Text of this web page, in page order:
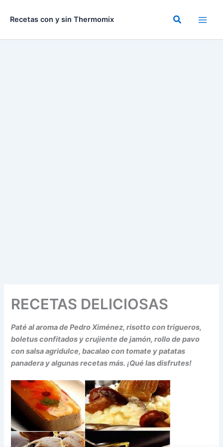
Recetas con y sin Thermomix Buscar
RECETAS DELICIOSAS
Paté al aroma de Pedro Ximénez, risotto con trigueros,
boletus confitados y crujiente de jamón, rollo de pavo
con salsa agridulce, bacalao con tomate y patatas
panadera y algunas recetas más. ¡Qué las disfrutes!